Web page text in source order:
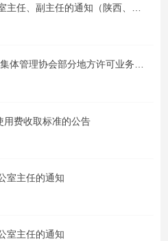
关于2026年中国音像著作权集体管理协会部分地方许可业务办公室主任职位的竞聘公告
用费收取标准的公告
室主任的通知
室主任的通知